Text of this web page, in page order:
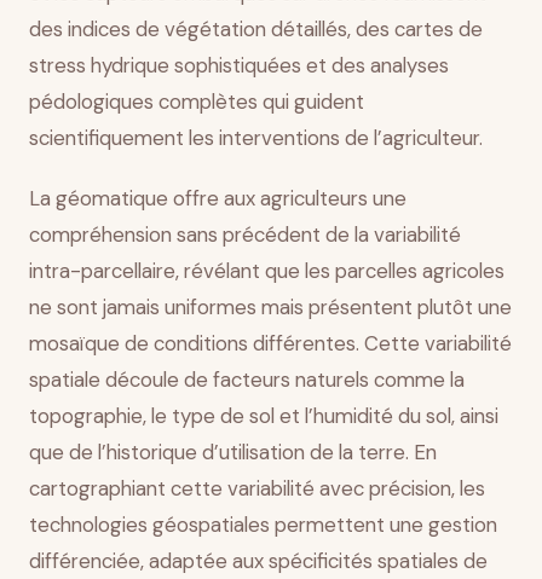
des indices de végétation détaillés, des cartes de
stress hydrique sophistiquées et des analyses
pédologiques complètes qui guident
scientifiquement les interventions de l’agriculteur.
La géomatique offre aux agriculteurs une
compréhension sans précédent de la variabilité
intra-parcellaire, révélant que les parcelles agricoles
ne sont jamais uniformes mais présentent plutôt une
mosaïque de conditions différentes. Cette variabilité
spatiale découle de facteurs naturels comme la
topographie, le type de sol et l’humidité du sol, ainsi
que de l’historique d’utilisation de la terre. En
cartographiant cette variabilité avec précision, les
technologies géospatiales permettent une gestion
différenciée, adaptée aux spécificités spatiales de